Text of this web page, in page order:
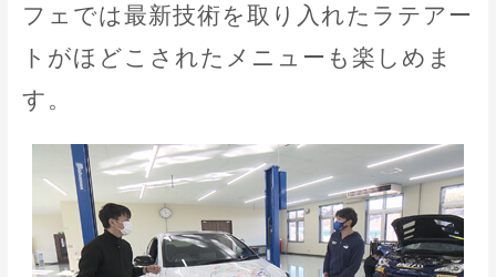
フェでは最新技術を取り入れたラテアー
トがほどこされたメニューも楽しめま
す。